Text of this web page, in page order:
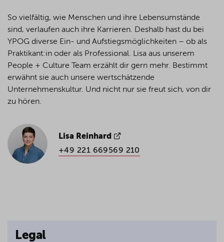
So vielfältig, wie Menschen und ihre Lebensumstände
sind, verlaufen auch ihre Karrieren. Deshalb hast du bei
YPOG diverse Ein- und Aufstiegsmöglichkeiten – ob als
Praktikant:in oder als Professional. Lisa aus unserem
People + Culture Team erzählt dir gern mehr. Bestimmt
erwähnt sie auch unsere wertschätzende
Unternehmenskultur. Und nicht nur sie freut sich, von dir
zu hören.
Lisa Reinhard
+49 221 669569 210
Legal